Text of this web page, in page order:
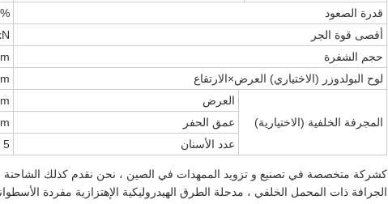
قدرة الصعود
أقصى قوة الجر
حجم الشفرة
لوح البولدوزر (الاختياري) العرض×الارتفاع
المجرفة الخلفية (الاختيارية)
العرض
عمق الحفر
عدد الأسنان
5
كشركة متخصصة في تصنيع و تزويد الممهدات في الصين ، نحن نقدم كذلك الشاحنة
الجرافة ذات المحمل الخلفي ، مدحلة الطرق الهيدروليكية الإهتزازية مفردة